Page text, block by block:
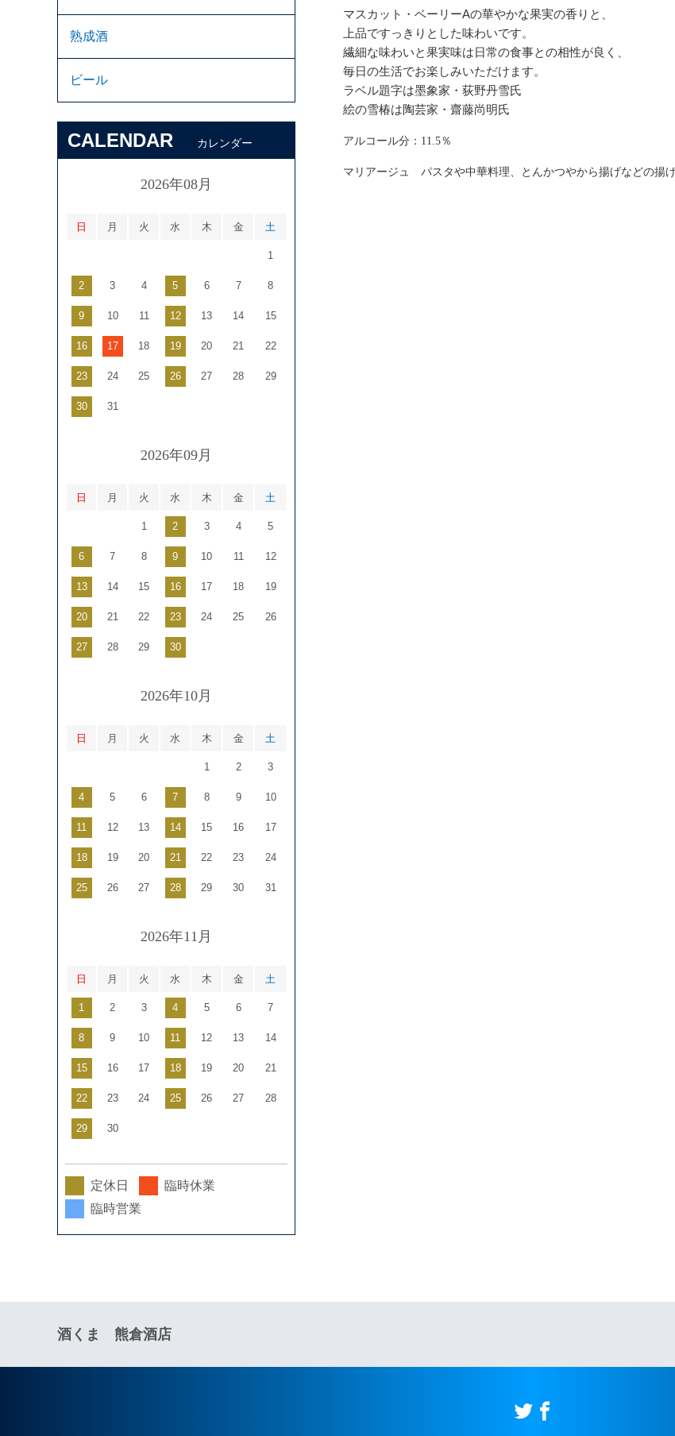
マスカット・ベーリーAの華やかな果実の香りと、
上品ですっきりとした味わいです。
繊細な味わいと果実味は日常の食事との相性が良く、
毎日の生活でお楽しみいただけます。
ラベル題字は墨象家・荻野丹雪氏
絵の雪椿は陶芸家・齋藤尚明氏
アルコール分：11.5％
マリアージュ パスタや中華料理、とんかつやから揚げなどの揚
熟成酒
ビール
CALENDAR カレンダー
2026年08月
日 月 火 水 木 金 土
1
2 3 4 5 6 7 8
9 10 11 12 13 14 15
16 17 18 19 20 21 22
23 24 25 26 27 28 29
30 31
2026年09月
日 月 火 水 木 金 土
1 2 3 4 5
6 7 8 9 10 11 12
13 14 15 16 17 18 19
20 21 22 23 24 25 26
27 28 29 30
2026年10月
日 月 火 水 木 金 土
1 2 3
4 5 6 7 8 9 10
11 12 13 14 15 16 17
18 19 20 21 22 23 24
25 26 27 28 29 30 31
2026年11月
日 月 火 水 木 金 土
1 2 3 4 5 6 7
8 9 10 11 12 13 14
15 16 17 18 19 20 21
22 23 24 25 26 27 28
29 30
定休日
臨時休業
臨時営業
酒くま 熊倉酒店